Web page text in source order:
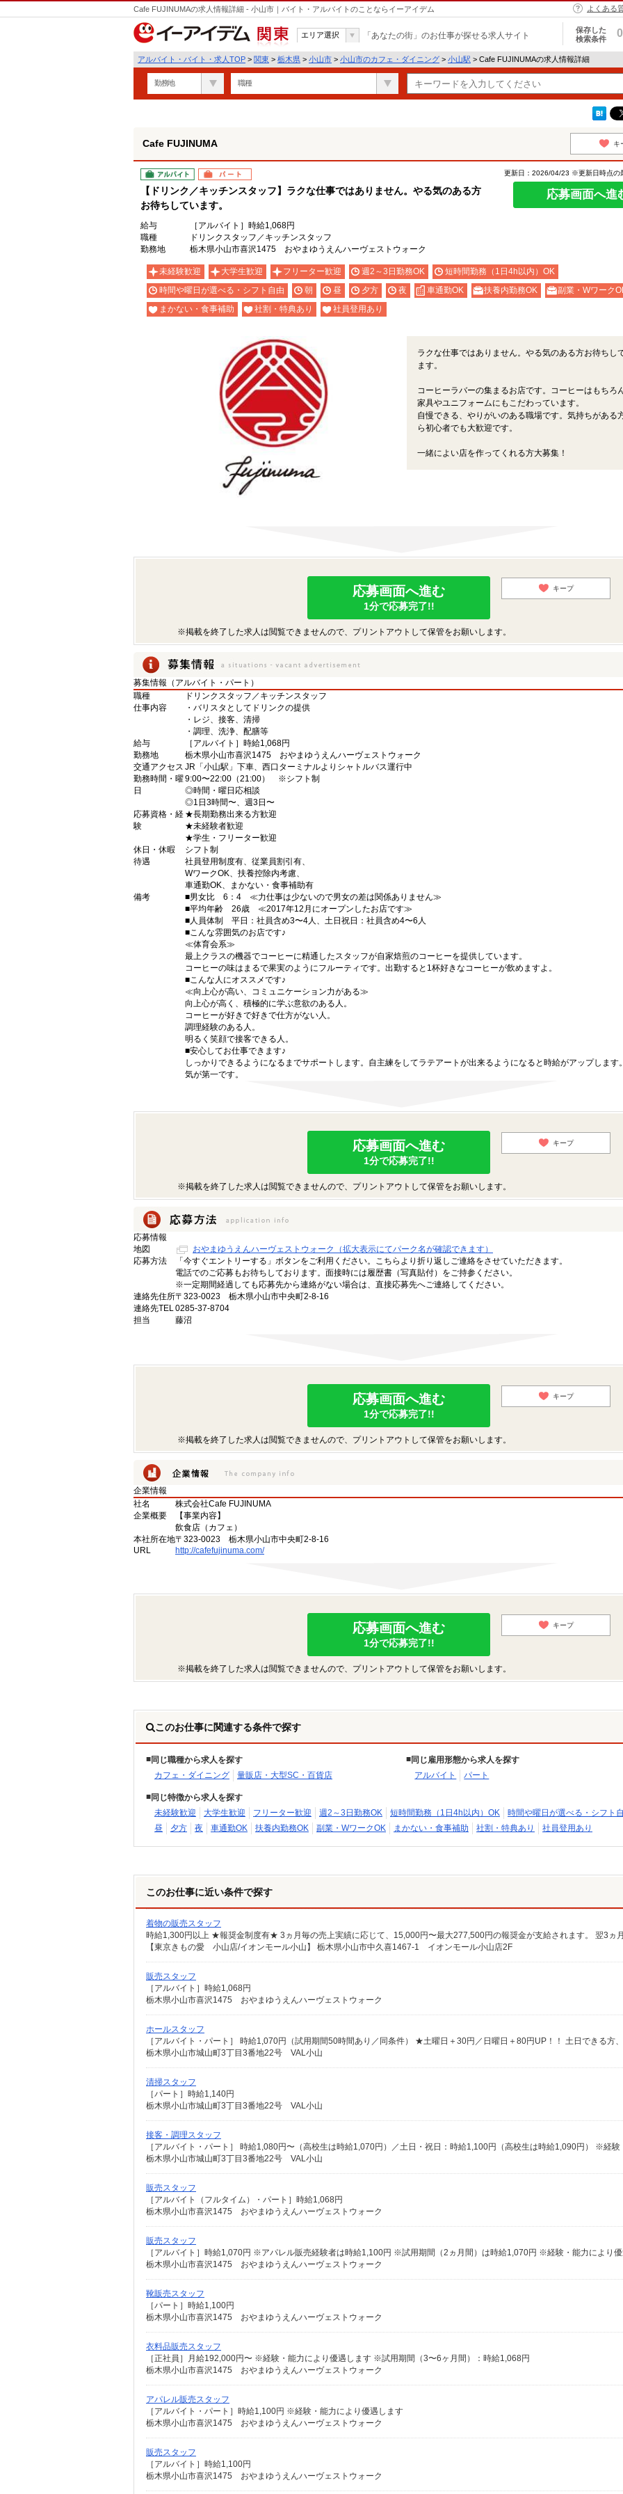
Cafe FUJINUMAの求人情報詳細 - 小山市｜バイト・アルバイトのことならイーアイデム よくある
関東
エリア選択 「あなたの街」のお仕事が探せる求人サイト
保存した
検索条件
0
アルバイト・バイト・求人TOP > 関東 > 栃木県 > 小山市 > 小山市のカフェ・ダイニング > 小山駅 > Cafe FUJINUMAの求人情報詳細
勤務地 職種
Cafe FUJINUMA キ
アルバイト パート
【ドリンク／キッチンスタッフ】ラクな仕事ではありません。やる気のある方
お待ちしています。
更新日：2026/04/23 ※更新日時点の
応募画面へ進
給与
［アルバイト］時給1,068円
職種
ドリンクスタッフ／キッチンスタッフ
勤務地
栃木県小山市喜沢1475 おやまゆうえんハーヴェストウォーク
未経験歓迎 大学生歓迎 フリーター歓迎 週2～3日勤務OK
短時間勤務（1日4h以内）OK
時間や曜日が選べる・シフト自由
朝 昼 夕方 夜 車通勤OK 扶養内勤務OK
副業・Wワーク
まかない・食事補助
社割・特典あり 社員登用あり
ラクな仕事ではありません。やる気のある方お待ちし
ます。
コーヒーラバーの集まるお店です。コーヒーはもちろ
家具やユニフォームにもこだわっています。
自慢できる、やりがいのある職場です。気持ちがある
ら初心者でも大歓迎です。
一緒によい店を作ってくれる方大募集！
応募画面へ進む
1分で応募完了!!
キープ
※掲載を終了した求人は閲覧できませんので、プリントアウトして保管をお願いします。
募集情報（アルバイト・パート）
職種
ドリンクスタッフ／キッチンスタッフ
仕事内容
・バリスタとしてドリンクの提供
・レジ、接客、清掃
・調理、洗浄、配膳等
給与
［アルバイト］時給1,068円
勤務地
栃木県小山市喜沢1475 おやまゆうえんハーヴェストウォーク
交通アクセス JR「小山駅」下車、西口ターミナルよりシャトルバス運行中
勤務時間・曜
日
9:00〜22:00（21:00） ※シフト制
◎時間・曜日応相談
◎1日3時間〜、週3日〜
応募資格・経
験
★長期勤務出来る方歓迎
★未経験者歓迎
★学生・フリーター歓迎
休日・休暇
シフト制
待遇
社員登用制度有、従業員割引有、
WワークOK、扶養控除内考慮、
車通勤OK、まかない・食事補助有
備考
■男女比 6：4 ≪力仕事は少ないので男女の差は関係ありません≫
■平均年齢 26歳 ≪2017年12月にオープンしたお店です≫
■人員体制 平日：社員含め3〜4人、土日祝日：社員含め4〜6人
■こんな雰囲気のお店です♪
≪体育会系≫
最上クラスの機器でコーヒーに精通したスタッフが自家焙煎のコーヒーを提供しています。
コーヒーの味はまるで果実のようにフルーティです。出勤すると1杯好きなコーヒーが飲めますよ。
■こんな人にオススメです♪
≪向上心が高い、コミュニケーション力がある≫
向上心が高く、積極的に学ぶ意欲のある人。
コーヒーが好きで好きで仕方がない人。
調理経験のある人。
明るく笑顔で接客できる人。
■安心してお仕事できます♪
しっかりできるようになるまでサポートします。自主練をしてラテアートが出来るようになると時給がアップします
気が第一です。
応募画面へ進む
1分で応募完了!!
キープ
※掲載を終了した求人は閲覧できませんので、プリントアウトして保管をお願いします。
応募情報
地図
おやまゆうえんハーヴェストウォーク（拡大表示にてパーク名が確認できます）
応募方法
「今すぐエントリーする」ボタンをご利用ください。こちらより折り返しご連絡をさせていただきます。
電話でのご応募もお待ちしております。面接時には履歴書（写真貼付）をご持参ください。
※一定期間経過しても応募先から連絡がない場合は、直接応募先へご連絡してください。
連絡先住所〒323-0023 栃木県小山市中央町2-8-16
連絡先TEL0285-37-8704
担当
藤沼
応募画面へ進む
1分で応募完了!!
キープ
※掲載を終了した求人は閲覧できませんので、プリントアウトして保管をお願いします。
企業情報
社名
株式会社Cafe FUJINUMA
企業概要
【事業内容】
飲食店（カフェ）
本社所在地〒323-0023 栃木県小山市中央町2-8-16
URL
http://cafefujinuma.com/
応募画面へ進む
1分で応募完了!!
キープ
※掲載を終了した求人は閲覧できませんので、プリントアウトして保管をお願いします。
このお仕事に関連する条件で探す
同じ職種から求人を探す
カフェ・ダイニング
量販店・大型SC・百貨店
同じ雇用形態から求人を探す
アルバイト
パート
同じ特徴から求人を探す
未経験歓迎
大学生歓迎 フリーター歓迎 週2～3日勤務OK 短時間勤務（1日4h以内）OK
時間や曜日が選べる・シフト
昼
夕方 夜 車通勤OK 扶養内勤務OK 副業・WワークOK まかない・食事補助 社割・特典あり 社員登用あり
このお仕事に近い条件で探す
着物の販売スタッフ
【東京きもの愛 小山店/イオンモール小山】 栃木県小山市中久喜1467-1 イオンモール小山店2F
販売スタッフ
［アルバイト］時給1,068円
栃木県小山市喜沢1475 おやまゆうえんハーヴェストウォーク
ホールスタッフ
栃木県小山市城山町3丁目3番地22号 VAL小山
清掃スタッフ
［パート］時給1,140円
栃木県小山市城山町3丁目3番地22号 VAL小山
接客・調理スタッフ
栃木県小山市城山町3丁目3番地22号 VAL小山
販売スタッフ
［アルバイト（フルタイム）・パート］時給1,068円
栃木県小山市喜沢1475 おやまゆうえんハーヴェストウォーク
販売スタッフ
［アルバイト］時給1,070円 ※アパレル販売経験者は時給1,100円 ※試用期間（2ヵ月間）は時給1,070円 ※経験・能力により
栃木県小山市喜沢1475 おやまゆうえんハーヴェストウォーク
靴販売スタッフ
［パート］時給1,100円
栃木県小山市喜沢1475 おやまゆうえんハーヴェストウォーク
衣料品販売スタッフ
［正社員］月給192,000円〜 ※経験・能力により優遇します ※試用期間（3〜6ヶ月間）：時給1,068円
栃木県小山市喜沢1475 おやまゆうえんハーヴェストウォーク
アパレル販売スタッフ
［アルバイト・パート］時給1,100円 ※経験・能力により優遇します
栃木県小山市喜沢1475 おやまゆうえんハーヴェストウォーク
販売スタッフ
［アルバイト］時給1,100円
栃木県小山市喜沢1475 おやまゆうえんハーヴェストウォーク